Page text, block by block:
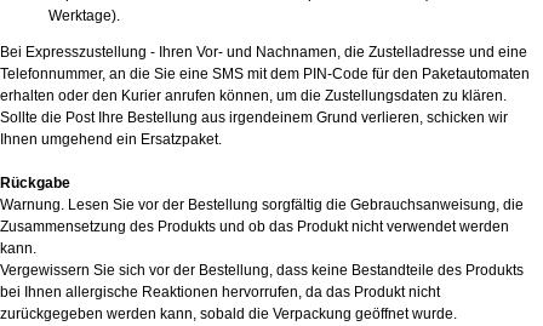
Werktage).
Bei Expresszustellung - Ihren Vor- und Nachnamen, die Zustelladresse und eine
Telefonnummer, an die Sie eine SMS mit dem PIN-Code für den Paketautomaten
erhalten oder den Kurier anrufen können, um die Zustellungsdaten zu klären.
Sollte die Post Ihre Bestellung aus irgendeinem Grund verlieren, schicken wir
Ihnen umgehend ein Ersatzpaket.
Rückgabe
Warnung. Lesen Sie vor der Bestellung sorgfältig die Gebrauchsanweisung, die
Zusammensetzung des Produkts und ob das Produkt nicht verwendet werden
kann.
Vergewissern Sie sich vor der Bestellung, dass keine Bestandteile des Produkts
bei Ihnen allergische Reaktionen hervorrufen, da das Produkt nicht
zurückgegeben werden kann, sobald die Verpackung geöffnet wurde.